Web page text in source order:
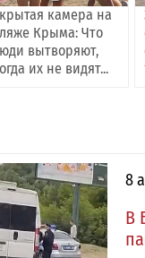
камера на
Крыма: Что
вытворяют,
их не видят...
8
В